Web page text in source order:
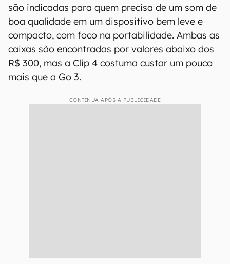
são indicadas para quem precisa de um som de
boa qualidade em um dispositivo bem leve e
compacto, com foco na portabilidade. Ambas as
caixas são encontradas por valores abaixo dos
R$ 300, mas a Clip 4 costuma custar um pouco
mais que a Go 3.
CONTINUA APÓS A PUBLICIDADE